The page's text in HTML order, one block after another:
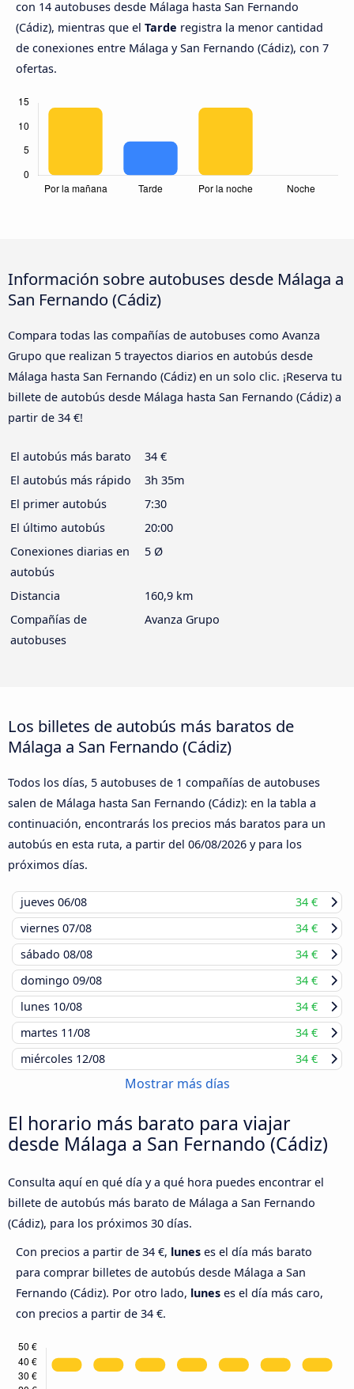
con 14 autobuses desde Málaga hasta San Fernando
(Cádiz), mientras que el Tarde registra la menor cantidad
de conexiones entre Málaga y San Fernando (Cádiz), con 7
ofertas.
Información sobre autobuses desde Málaga a
San Fernando (Cádiz)
Compara todas las compañías de autobuses como Avanza
Grupo que realizan 5 trayectos diarios en autobús desde
Málaga hasta San Fernando (Cádiz) en un solo clic. ¡Reserva tu
billete de autobús desde Málaga hasta San Fernando (Cádiz) a
partir de 34 €!
El autobús más barato
34 €
El autobús más rápido
3h 35m
El primer autobús
7:30
El último autobús
20:00
Conexiones diarias en
autobús
5 Ø
Distancia
160,9 km
Compañías de
autobuses
Avanza Grupo
Los billetes de autobús más baratos de
Málaga a San Fernando (Cádiz)
Todos los días, 5 autobuses de 1 compañías de autobuses
salen de Málaga hasta San Fernando (Cádiz): en la tabla a
continuación, encontrarás los precios más baratos para un
autobús en esta ruta, a partir del 06/08/2026 y para los
próximos días.
jueves 06/08
34 €
viernes 07/08
34 €
sábado 08/08
34 €
domingo 09/08
34 €
lunes 10/08
34 €
martes 11/08
34 €
miércoles 12/08 34 €
Mostrar más días
El horario más barato para viajar
desde Málaga a San Fernando (Cádiz)
Consulta aquí en qué día y a qué hora puedes encontrar el
billete de autobús más barato de Málaga a San Fernando
(Cádiz), para los próximos 30 días.
Con precios a partir de 34 €, lunes es el día más barato
para comprar billetes de autobús desde Málaga a San
Fernando (Cádiz). Por otro lado, lunes es el día más caro,
con precios a partir de 34 €.